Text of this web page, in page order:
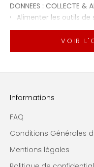
DONNEES : COLLECTE &
Alimenter les outils de
base de données
Faire des analyses
Inventorierles
données par typologie
Mettre en place un
Formation de
VOIR
Informations
FAQ
Conditions Générales
Mentions légales